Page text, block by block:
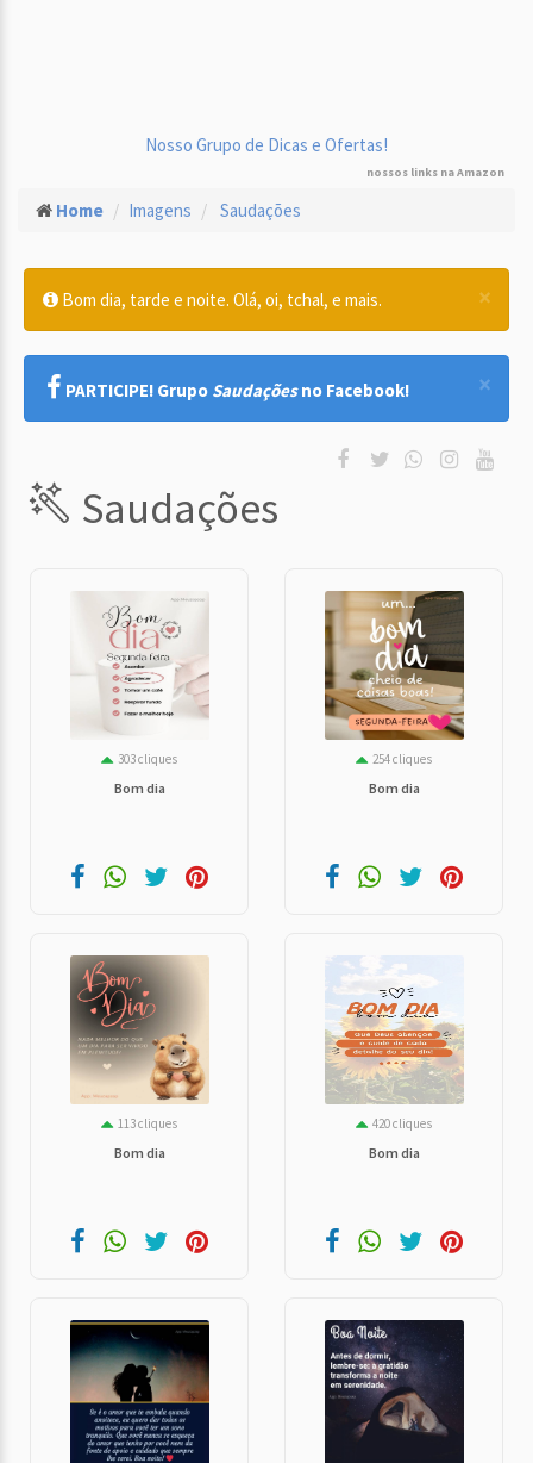
Nosso Grupo de Dicas e Ofertas!
nossos links na Amazon
Home Imagens Saudações
×
Bom dia, tarde e noite. Olá, oi, tchal, e mais.
×
PARTICIPE! Grupo Saudaçõesno Facebook!
Saudações
303 cliques
Bom dia
254 cliques
Bom dia
113 cliques
Bom dia
420 cliques
Bom dia